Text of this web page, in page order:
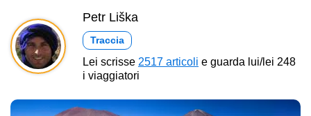
Petr Liška
Traccia
Lei scrisse 2517 articoli e guarda lui/lei 248
i viaggiatori